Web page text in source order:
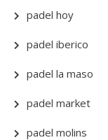
padel hoy
padel iberico
padel la maso
padel market
padel molins